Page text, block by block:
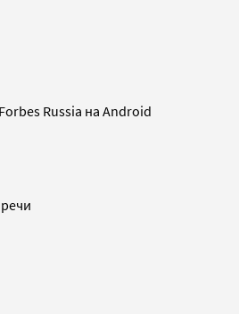
Russia на Android